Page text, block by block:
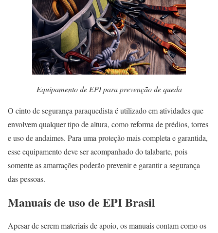
Equipamento de EPI para prevenção de queda
O cinto de segurança paraquedista é utilizado em atividades que
envolvem qualquer tipo de altura, como reforma de prédios, torres
e uso de andaimes. Para uma proteção mais completa e garantida,
esse equipamento deve ser acompanhado do talabarte, pois
somente as amarrações poderão prevenir e garantir a segurança
das pessoas.
Manuais de uso de EPI Brasil
Apesar de serem materiais de apoio, os manuais contam como os